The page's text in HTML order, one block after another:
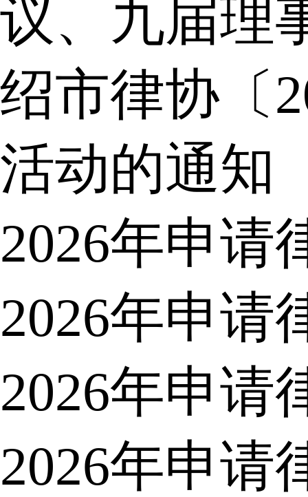
议、九届理
绍市律协〔
活动的通知
2026年申请
2026年申请
2026年申请
2026年申请